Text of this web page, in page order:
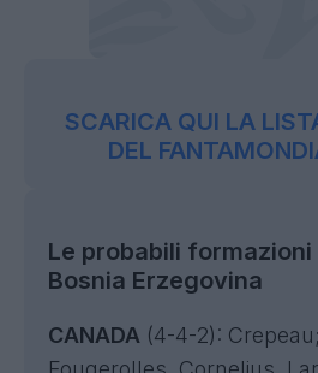
SCARICA QUI LA
DEL
Le probabili formazioni
Bosnia Erzegovina
CANADA (4-4-2):